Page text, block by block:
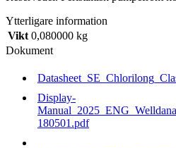
Ytterligare information
Vikt 0,080000 kg
Dokument
Display-
180501.pdf